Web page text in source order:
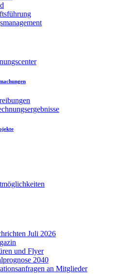
Juli 2026
und Flyer
2040
an Mitglieder